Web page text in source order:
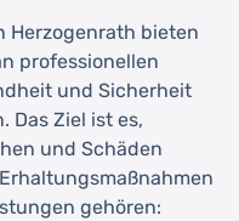
Herzogenrath bieten
professionellen
und Sicherheit
Das Ziel ist es,
und Schäden
gehören: